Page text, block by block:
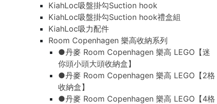
KiahLoc吸盤掛勾Suction hook
KiahLoc吸盤掛勾Suction hook禮盒組
KiahLoc吸力配件
Room Copenhagen 樂高收納系列
●丹麥 Room Copenhagen 樂高 LEGO【迷
你頭小頭大頭收納盒】
●丹麥 Room Copenhagen 樂高 LEGO【2格
收納盒】
●丹麥 Room Copenhagen 樂高 LEGO【4格